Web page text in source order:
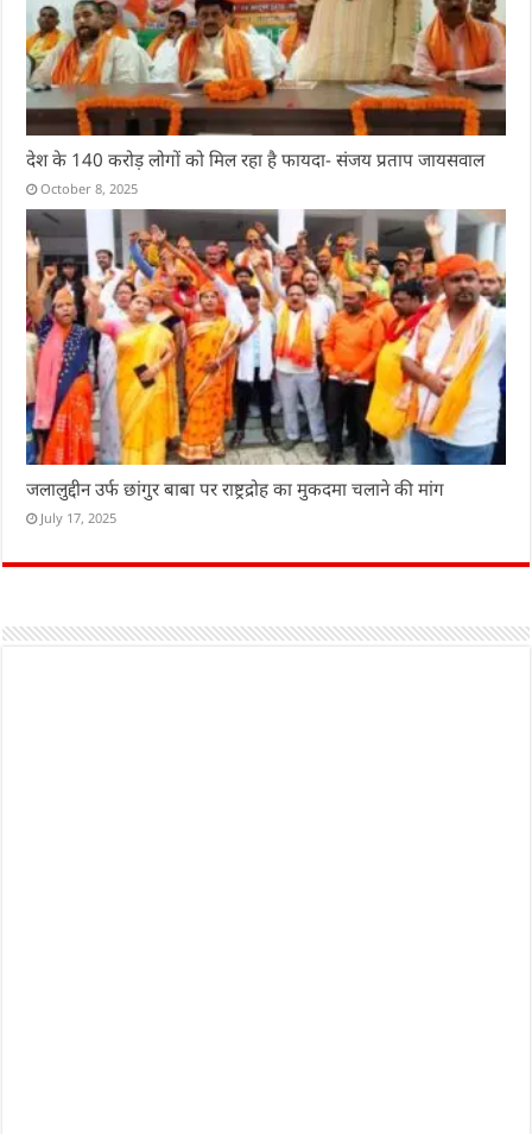
देश के 140 करोड़ लोगों को मिल रहा है फायदा- संजय प्रताप जायसवाल
October 8, 2025
जलालुद्दीन उर्फ छांगुर बाबा पर राष्ट्रद्रोह का मुकदमा चलाने की मांग
July 17, 2025